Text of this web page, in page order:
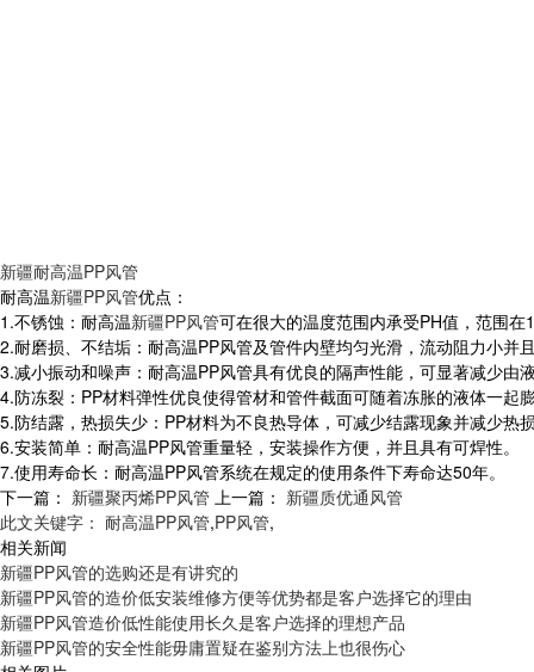
新疆耐高温PP风管
耐高温新疆PP风管优点：
1.不锈蚀：耐高温新疆PP风管可在很大的温度范围内承受PH值，范围
2.耐磨损、不结垢：耐高温PP风管及管件内壁均匀光滑，流动阻力小并
3.减小振动和噪声：耐高温PP风管具有优良的隔声性能，可显著减少由
4.防冻裂：PP材料弹性优良使得管材和管件截面可随着冻胀的液体一起
5.防结露，热损失少：PP材料为不良热导体，可减少结露现象并减少热
6.安装简单：耐高温PP风管重量轻，安装操作方便，并且具有可焊性。
7.使用寿命长：耐高温PP风管系统在规定的使用条件下寿命达50年。
下一篇： 新疆聚丙烯PP风管 上一篇： 新疆质优通风管
此文关键字： 耐高温PP风管,PP风管,
相关新闻
新疆PP风管的选购还是有讲究的
新疆PP风管的造价低安装维修方便等优势都是客户选择它的理由
新疆PP风管造价低性能使用长久是客户选择的理想产品
新疆PP风管的安全性能毋庸置疑在鉴别方法上也很伤心